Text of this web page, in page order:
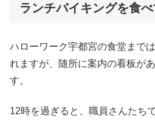
ランチバイキングを食べ
ハローワーク宇都宮の食堂まで
れますが、随所に案内の看板が
す。
12時を過ぎると、職員さんたち